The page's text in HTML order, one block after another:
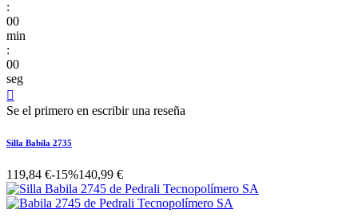
:
00
min
:
00
seg

Se el primero en escribir una reseña
Silla Babila 2735
119,84 €-15%140,99 €